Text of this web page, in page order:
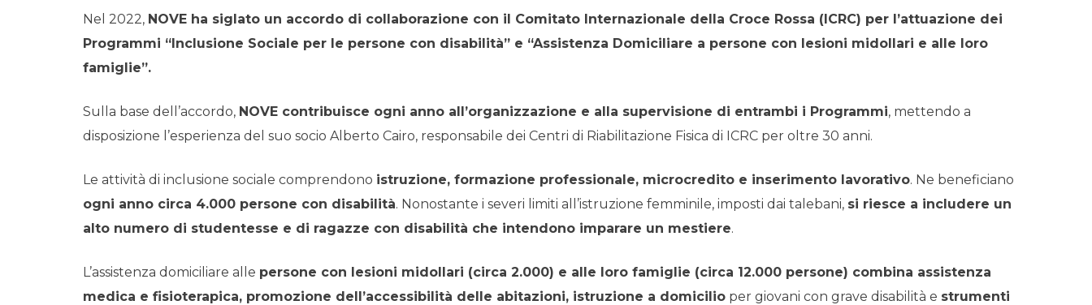
Nel 2022, NOVE ha siglato un accordo di collaborazione con il Comitato Internazionale della Croce Rossa (ICRC) per l’attuazione dei
Programmi “Inclusione Sociale per le persone con disabilità” e “Assistenza Domiciliare a persone con lesioni midollari e alle loro
famiglie”.
Sulla base dell’accordo, NOVE contribuisce ogni anno all’organizzazione e alla supervisione di entrambi i Programmi, mettendo a
disposizione l’esperienza del suo socio Alberto Cairo, responsabile dei Centri di Riabilitazione Fisica di ICRC per oltre 30 anni.
Le attività di inclusione sociale comprendono istruzione, formazione professionale, microcredito e inserimento lavorativo. Ne beneficiano
ogni anno circa 4.000 persone con disabilità. Nonostante i severi limiti all’istruzione femminile, imposti dai talebani, si riesce a includere un
alto numero di studentesse e di ragazze con disabilità che intendono imparare un mestiere.
L’assistenza domiciliare alle persone con lesioni midollari (circa 2.000) e alle loro famiglie (circa 12.000 persone) combina assistenza
medica e fisioterapica, promozione dell’accessibilità delle abitazioni, istruzione a domicilio per giovani con grave disabilità e strumenti